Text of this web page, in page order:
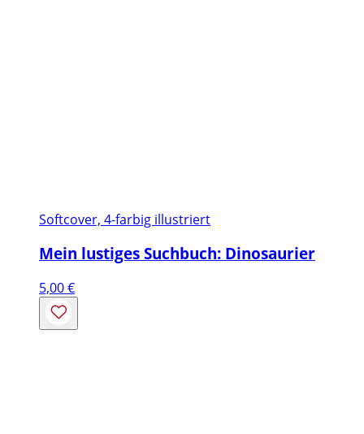
Softcover, 4-farbig illustriert
Mein lustiges Suchbuch: Dinosaurier
5,00€